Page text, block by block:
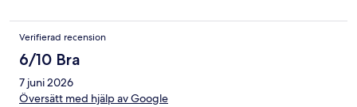
Verifierad recension
6/10 Bra
7 juni 2026
Översätt med hjälp av Google